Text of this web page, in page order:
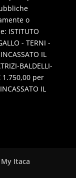
o
ISTITUTO
- TERNI -
IL
BALDELLI-
1.750,00 per
IL
My Itaca